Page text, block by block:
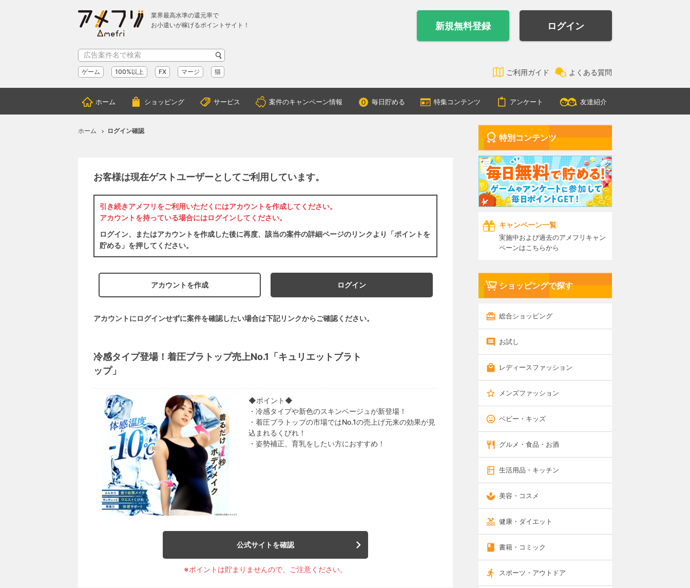
業界最高水準の還元率で
お小遣いが稼げるポイントサイト！
新規無料登録 ログイン
ゲーム 100%以上 FX マージ 猫 ご利用ガイド よくある質問
ホーム ショッピング サービス 案件のキャンペーン情報 毎日貯める 特集コンテンツ アンケート 友達紹介
ホーム ログイン確認
お客様は現在ゲストユーザーとしてご利用しています。
引き続きアメフリをご利用いただくにはアカウントを作成してください。
アカウントを持っている場合にはログインしてください。
ログイン、またはアカウントを作成した後に再度、該当の案件の詳細ページのリンクより「ポイントを
貯める」を押してください。
アカウントを作成 ログイン
アカウントにログインせずに案件を確認したい場合は下記リンクからご確認ください。
冷感タイプ登場！着圧ブラトップ売上No.1「キュリエットブラト
ップ」
◆ポイント◆
・冷感タイプや新色のスキンベージュが新登場！
・着圧ブラトップの市場ではNo.1の売上げ元来の効果が見
込まれるくびれ！
・姿勢補正、育乳をしたい方におすすめ！
公式サイトを確認
※ポイントは貯まりませんので、ご注意ください。
特別コンテンツ
キャンペーン一覧
実施中および過去のアメフリキャン
ペーンはこちらから
ショッピングで探す
総合ショッピング
お試し
レディースファッション
メンズファッション
ベビー・キッズ
グルメ・食品・お酒
生活用品・キッチン
美容・コスメ
健康・ダイエット
書籍・コミック
スポーツ・アウトドア